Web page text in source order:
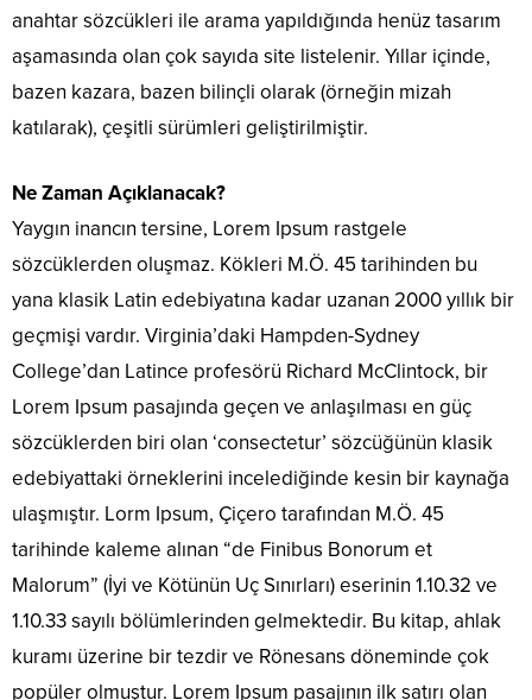
anahtar sözcükleri ile arama yapıldığında henüz tasarım
aşamasında olan çok sayıda site listelenir. Yıllar içinde,
bazen kazara, bazen bilinçli olarak (örneğin mizah
katılarak), çeşitli sürümleri geliştirilmiştir.
Ne Zaman Açıklanacak?
Yaygın inancın tersine, Lorem Ipsum rastgele
sözcüklerden oluşmaz. Kökleri M.Ö. 45 tarihinden bu
yana klasik Latin edebiyatına kadar uzanan 2000 yıllık bir
geçmişi vardır. Virginia’daki Hampden-Sydney
College’dan Latince profesörü Richard McClintock, bir
Lorem Ipsum pasajında geçen ve anlaşılması en güç
sözcüklerden biri olan ‘consectetur’ sözcüğünün klasik
edebiyattaki örneklerini incelediğinde kesin bir kaynağa
ulaşmıştır. Lorm Ipsum, Çiçero tarafından M.Ö. 45
tarihinde kaleme alınan “de Finibus Bonorum et
Malorum” (İyi ve Kötünün Uç Sınırları) eserinin 1.10.32 ve
1.10.33 sayılı bölümlerinden gelmektedir. Bu kitap, ahlak
kuramı üzerine bir tezdir ve Rönesans döneminde çok
popüler olmuştur. Lorem Ipsum pasajının ilk satırı olan